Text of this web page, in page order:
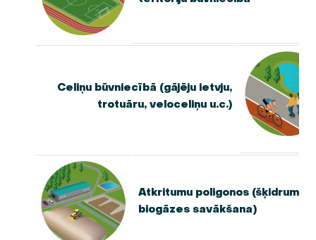
Celiņu būvniecībā (gājēju ietvju,
trotuāru, veloceliņu u.c.)
Atkritumu poligonos (šķidrumu
biogāzes savākšana)